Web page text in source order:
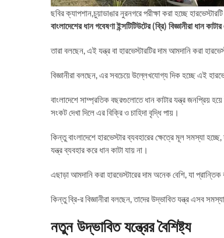
ছবির ক্যাপশান,চুয়াডাঙার নুরনগরে পরীক্ষা করা হচ্ছে হারভেস্টারটি
বাংলাদেশের ধান গবেষণা ইন্সটিটিউটের (ব্রি) বিজ্ঞানীরা ধান
তারা বলছেন, এই যন্ত্র বা হারভেস্টারটির দাম আমদানি করা
বিজ্ঞানীরা বলছেন, এর সবচেয়ে উল্লেখযোগ্য দিক হচ্ছে এই
বাংলাদেশে সাম্প্রতিক বছরগুলোতে ধান কাটার যন্ত্র জনপ্রিয়
সংকট দেখা দিলে এর বিক্রি ও চাহিদা বৃদ্ধি পায়।
কিন্তু বাংলাদেশে হারভেস্টার ব্যবহারের ক্ষেত্রে মূল সমস্যা
যন্ত্র ব্যবহার করে ধান কাটা যায় না।
এছাড়া আমদানি করা হারভেস্টারের দাম অনেক বেশি, যা
কিন্তু ব্রি-র বিজ্ঞানীরা বলছেন, তাদের উদ্ভাবিত যন্ত্র এসব
নতুন উদ্ভাবিত যন্ত্রের বৈশিষ্ট্য